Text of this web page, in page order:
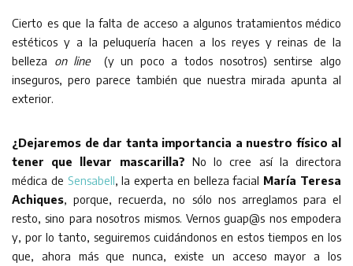
Cierto es que la falta de acceso a algunos tratamientos médico
estéticos y a la peluquería hacen a los reyes y reinas de la
belleza on line(y un poco a todos nosotros) sentirse algo
inseguros, pero parece también que nuestra mirada apunta al
exterior.
¿Dejaremos de dar tanta importancia a nuestro físico al
tener que llevar mascarilla? No lo cree así la directora
médica de Sensabell, la experta en belleza facial María Teresa
Achiques, porque, recuerda, no sólo nos arreglamos para el
resto, sino para nosotros mismos. Vernos guap@s nos empodera
y, por lo tanto, seguiremos cuidándonos en estos tiempos en los
que, ahora más que nunca, existe un acceso mayor a los